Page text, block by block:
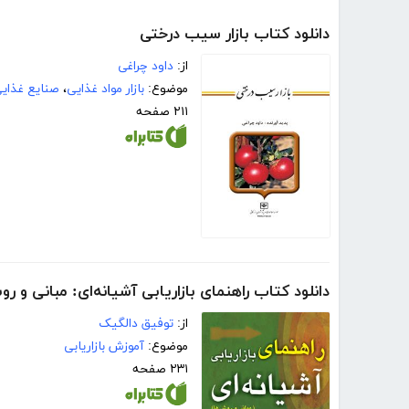
دانلود کتاب بازار سیب درختی
از: داود چراغی
موضوع: بازار مواد غذایی، صنایع
۲۱۱ صفحه
دانلود کتاب راهنمای بازاریابی آشیانه‌ای: مبانی و
از: توفیق دالگیک
موضوع: آموزش بازاریابی
۲۳۱ صفحه